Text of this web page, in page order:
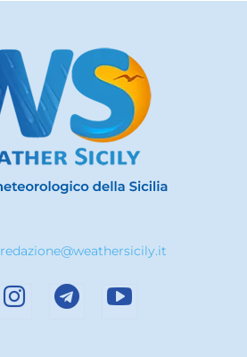
redazione@weathersicily.it